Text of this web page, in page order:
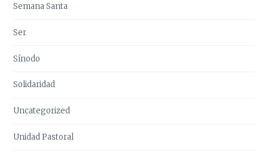
Semana Santa
Ser
Sínodo
Solidaridad
Uncategorized
Unidad Pastoral